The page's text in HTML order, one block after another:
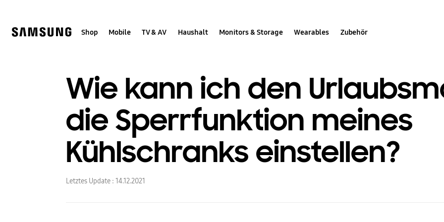
Shop Mobile TV & AV Haushalt Monitors & Storage Wearables Zubehör
Wie kann ich den
die Sperrfunktion meines
Kühlschranks einstellen?
Letztes Update : 14.12.2021